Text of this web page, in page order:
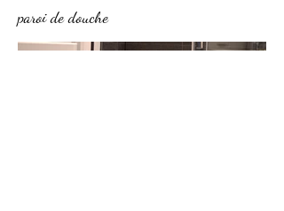
paroi de douche